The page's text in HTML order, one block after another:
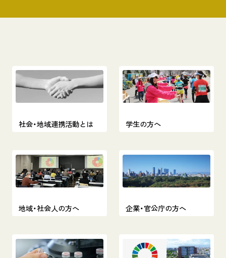
社会・地域連携活動とは 学生の方へ
地域・社会人の方へ 企業・官公庁の方へ